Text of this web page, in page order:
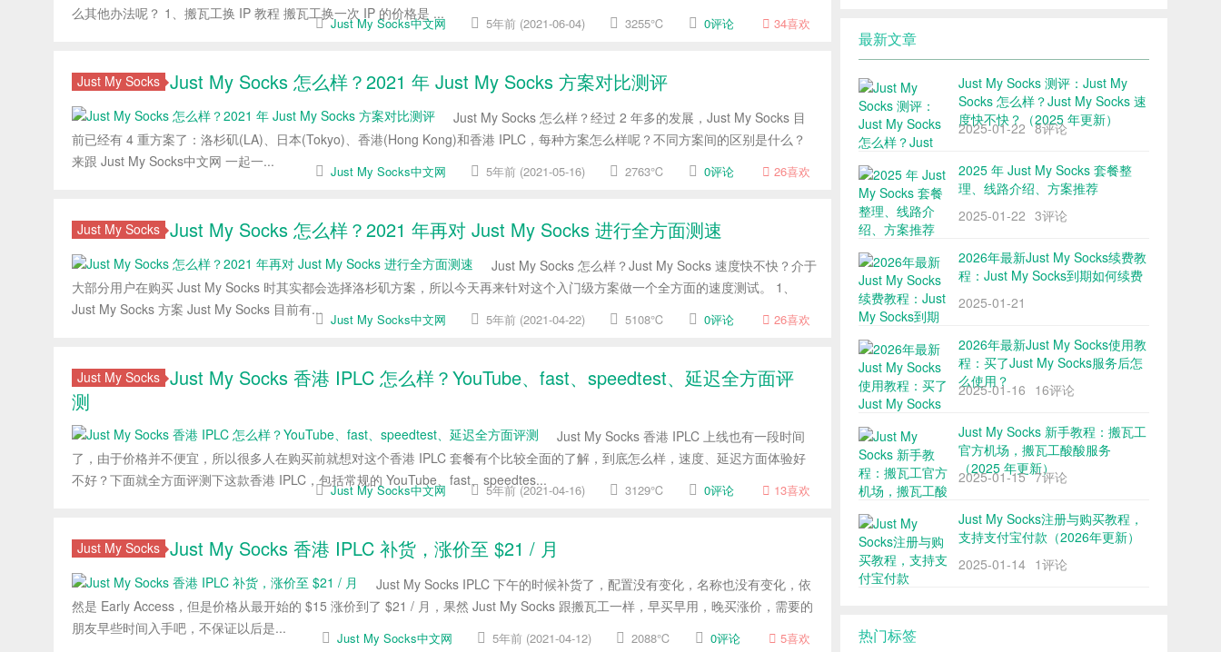
么其他办法呢？ 1、搬瓦工换 IP 教程 搬瓦工换一次 IP 的价格是 ...
Just My Socks中文网 5年前 (2021-06-04) 3255℃ 0评论 34喜欢
Just My Socks Just My Socks 怎么样？2021 年 Just My Socks 方案对比测评
Just My Socks 怎么样？经过 2 年多的发展，Just My Socks 目
前已经有 4 重方案了：洛杉矶(LA)、日本(Tokyo)、香港(Hong Kong)和香港 IPLC，每种方案怎么样呢？不同方案间的区别是什么？
来跟 Just My Socks中文网 一起一...
Just My Socks中文网 5年前 (2021-05-16) 2763℃ 0评论 26喜欢
Just My Socks Just My Socks 怎么样？2021 年再对 Just My Socks 进行全方面测速
Just My Socks 怎么样？Just My Socks 速度快不快？介于
大部分用户在购买 Just My Socks 时其实都会选择洛杉矶方案，所以今天再来针对这个入门级方案做一个全方面的速度测试。 1、
Just My Socks 方案 Just My Socks 目前有...
Just My Socks中文网 5年前 (2021-04-22) 5108℃ 0评论 26喜欢
Just My Socks Just My Socks 香港 IPLC 怎么样？YouTube、fast、speedtest、延迟全方面评
测
Just My Socks 香港 IPLC 上线也有一段时间
了，由于价格并不便宜，所以很多人在购买前就想对这个香港 IPLC 套餐有个比较全面的了解，到底怎么样，速度、延迟方面体验好
不好？下面就全方面评测下这款香港 IPLC，包括常规的 YouTube、fast、speedtes...
Just My Socks中文网 5年前 (2021-04-16) 3129℃ 0评论 13喜欢
Just My Socks Just My Socks 香港 IPLC 补货，涨价至 $21 / 月
Just My Socks IPLC 下午的时候补货了，配置没有变化，名称也没有变化，依
然是 Early Access，但是价格从最开始的 $15 涨价到了 $21 / 月，果然 Just My Socks 跟搬瓦工一样，早买早用，晚买涨价，需要的
朋友早些时间入手吧，不保证以后是...
Just My Socks中文网 5年前 (2021-04-12) 2088℃ 0评论 5喜欢
最新文章
Just My Socks 测评：Just My
Socks 怎么样？Just My Socks 速
度快不快？（2025 年更新）
2025-01-22 8评论
2025 年 Just My Socks 套餐整
理、线路介绍、方案推荐
2025-01-22 3评论
2026年最新Just My Socks续费教
程：Just My Socks到期如何续费
2025-01-21
2026年最新Just My Socks使用教
程：买了Just My Socks服务后怎
么使用？
2025-01-16 16评论
Just My Socks 新手教程：搬瓦工
官方机场，搬瓦工酸酸服务
（2025 年更新）
2025-01-15 7评论
Just My Socks注册与购买教程，
支持支付宝付款（2026年更新）
2025-01-14 1评论
热门标签